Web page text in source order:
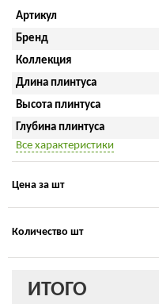
Артикул
Бренд
Коллекция
Длина плинтуса
Высота плинтуса
Глубина плинтуса
Все характеристики
Цена за шт
Количество шт
ИТОГО